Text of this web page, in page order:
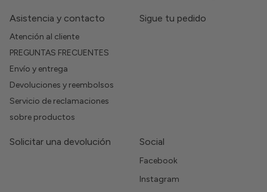
Asistencia y contacto
Atención al cliente
PREGUNTAS FRECUENTES
Envío y entrega
Devoluciones y reembolsos
Servicio de reclamaciones
sobre productos
Sigue tu pedido
Solicitar una devolución Social
Facebook
Instagram